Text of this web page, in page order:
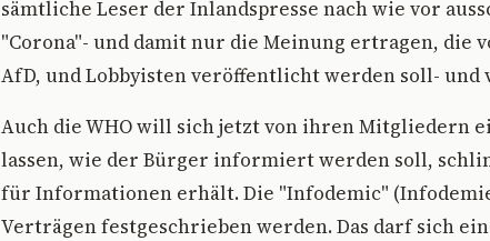
sämtliche Leser der Inlandspresse nach wie vor
"Corona"- und damit nur die Meinung ertragen, die
AfD, und Lobbyisten veröffentlicht werden soll-
Auch die WHO will sich jetzt von ihren Mitgliedern
lassen, wie der Bürger informiert werden soll,
für Informationen erhält. Die "Infodemic"
Verträgen festgeschrieben werden. Das darf sich